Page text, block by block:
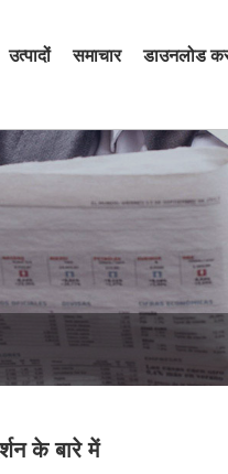
उत्पादों समाचार डाउनलोड
के बारे में